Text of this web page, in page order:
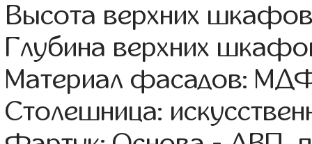
Высота верхних
Глубина верхних
Материал фасадов:
Столешница: